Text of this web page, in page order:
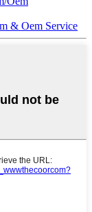
& Oem Service